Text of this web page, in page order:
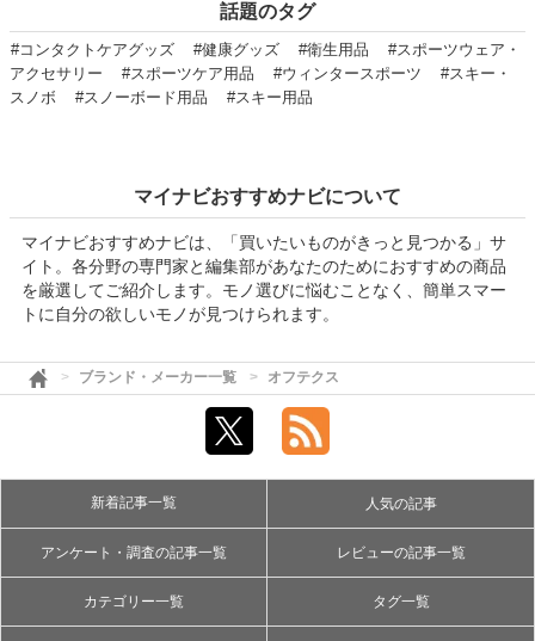
話題のタグ
#コンタクトケアグッズ #健康グッズ #衛生用品
#スポーツウェア・
アクセサリー
#スポーツケア用品 #ウィンタースポーツ
#スキー・
スノボ
#スノーボード用品 #スキー用品
マイナビおすすめナビについて
マイナビおすすめナビは、「買いたいものがきっと見つかる」サ
イト。各分野の専門家と編集部があなたのためにおすすめの商品
を厳選してご紹介します。モノ選びに悩むことなく、簡単スマー
トに自分の欲しいモノが見つけられます。
ブランド・メーカー一覧 オフテクス
新着記事一覧 人気の記事
アンケート・調査の記事一覧 レビューの記事一覧
カテゴリー一覧 タグ一覧